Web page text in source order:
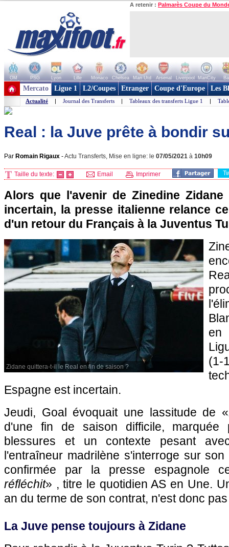
A retenir : Palmarès Coupe du
OM PSG Lyon Lille Monaco Chelsea Man Utd Arsenal Liverpool ManCity
+ de clubs
Mercato Ligue 1 L2/Coupes Etranger Coupe d'Europe Les
Actualité | Journal des Transferts | Tableaux des transferts Ligue 1 |
Real : la Juve prête à bondir
Par Romain Rigaux -Actu Transferts, Mise en ligne: le 07/05/2021 à 10h09
Taille du texte: Email Imprimer
Alors que l'avenir de Zinedine
incertain, la presse italienne relance
d'un retour du Français à la Juventus
Zidane quittera-t-il le Real en fin de saison ?
en
Espagne est incertain.
Jeudi, Goal évoquait une lassitude de
d'une fin de saison difficile, marquée
blessures et un contexte pesant
l'entraîneur madrilène s'interroge sur
confirmée par la presse espagnole
réfléchit» , titre le quotidien AS en Une.
an du terme de son contrat, n'est donc
La Juve pense toujours à Zidane